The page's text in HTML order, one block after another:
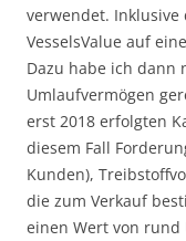
verwendet.
VesselsValue auf
Dazu habe ich dann
Umlaufvermögen
erst 2018 erfolgten
diesem Fall
Kunden),
die zum Verkauf
einen Wert von rund